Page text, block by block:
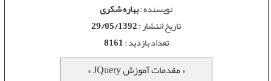
نویسنده :بهاره شکری
تاریخ انتشار :29/05/1392
تعداد بازدید :8161
« مقدمات آموزش JQuery »